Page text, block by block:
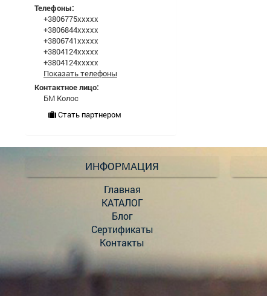
Телефоны:
+3806775xxxxx
+3806844xxxxx
+3806741xxxxx
+3804124xxxxx
+3804124xxxxx
Показать телефоны
Контактное лицо:
БМ Колос
Стать партнером
ИНФОРМАЦИЯ
Главная
КАТАЛОГ
Блог
Сертификаты
Контакты